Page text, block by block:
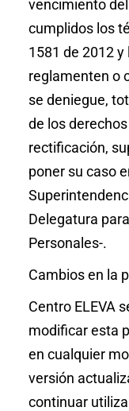
vencimiento
cumplidos los
1581 de 2012
reglamenten o
se deniegue,
de los
rectificación,
poner su caso
Delegatura
Personales-.
Cambios en la
Centro ELEVA
modificar esta
en cualquier
versión
continuar